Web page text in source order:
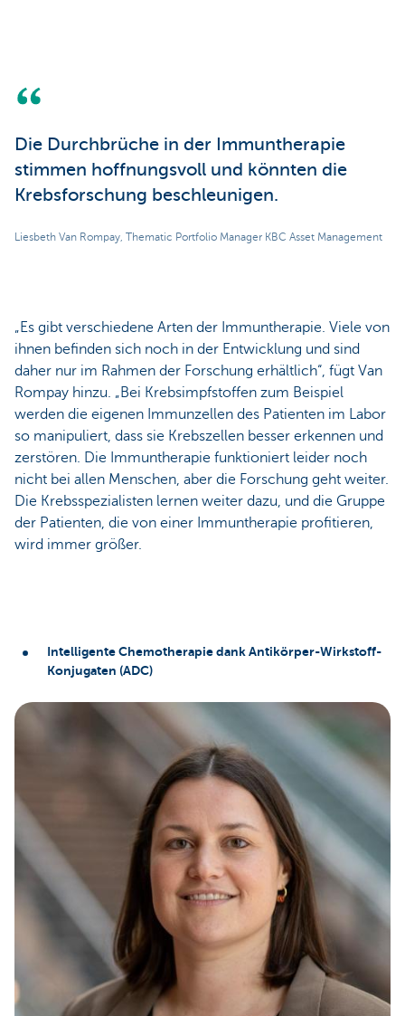
Die Durchbrüche in der Immuntherapie
stimmen hoffnungsvoll und könnten die
Krebsforschung beschleunigen.
Liesbeth Van Rompay, Thematic Portfolio Manager KBC Asset Management
„Es gibt verschiedene Arten der Immuntherapie. Viele von
ihnen befinden sich noch in der Entwicklung und sind
daher nur im Rahmen der Forschung erhältlich“, fügt Van
Rompay hinzu. „Bei Krebsimpfstoffen zum Beispiel
werden die eigenen Immunzellen des Patienten im Labor
so manipuliert, dass sie Krebszellen besser erkennen und
zerstören. Die Immuntherapie funktioniert leider noch
nicht bei allen Menschen, aber die Forschung geht weiter.
Die Krebsspezialisten lernen weiter dazu, und die Gruppe
der Patienten, die von einer Immuntherapie profitieren,
wird immer größer.
Intelligente Chemotherapie dank Antikörper-Wirkstoff-
Konjugaten (ADC)